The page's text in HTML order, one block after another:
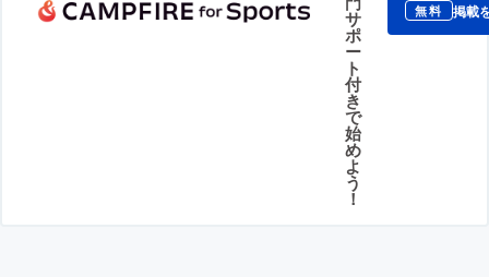
サ
ポ
ー
ト
付
き
で
始
め
よ
う
！
無料 掲載